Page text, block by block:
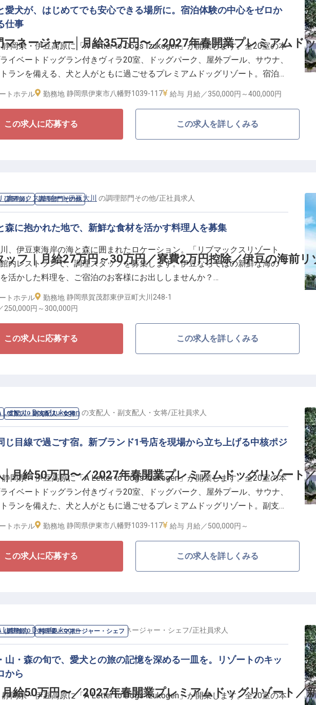
境です。
上に加えて賞与年2回、日々の努力を正当に評価します。また、家具・家電
料）も完備しているため、県外から移住してキャリアを築きたい方も歓迎で
、美食と温泉を堪能できる観光地で、プロフェッショナルとしての自信を手
か。
マネージャー│月給35万円〜／2027年春開業プレミアムド
愛犬が、はじめてでも安心できる場所に。宿泊体験の中心をゼロか
仕事
岡県・伊豆高原に「A Letter to Dogs Izukogen」が開業します。全20室の本
イベートドッグラン付きヴィラ20室、ドッグパーク、屋外プール、サウナ、
ランを備える、犬と人がともに過ごせるプレミアムドッグリゾート。宿泊部
ーは、フロント・予約管理を中心に、宿泊体験全体のオペレーション構築と
の中心から、ブランドの印象をつくる／
〜／年間休日・休暇112日(月9日休み)／賃金更改年2回(5月・11月)
における宿泊部門は、単にお客様をお迎えする役割ではありません。は
場所で、飼い主様と愛犬が安心して過ごせるよう、滞在前のやりとりから到
い宿泊体験を、現場の仕組みとして整えていただきます。社割(自社運営レ
テル)、交通費月3万円まで支給。
トホテル 勤務地 静岡県伊東市八幡野1039-117 給与 月給／350,000円～400,000円
この求人に応募する この求人を詳しくみる
調理師） 調理部門その他
ッフ｜月給27万円～30万円／寮費2万円控除／伊豆の海前リ
ブマックスリゾート伊豆大川 の調理部門その他/正社員求人
森に抱かれた地で、新鮮な食材を活かす料理人を募集
、伊豆東海岸の海と森に囲まれたロケーション。「リブマックスリゾート
内レストランで、調理スタッフを募集します。伊豆ならではの新鮮な海の
活かした料理を、ご宿泊のお客様にお出ししませんか？
ての食器洗いや仕込みからスタートし、副料理長・料理長候補までステップ
談可能です。
料理長・料理長候補としても歓迎
らでは！働きやすさを追求したサポート体制》
産仲介から始め、今ではホテルやマンション、飲食と幅広く事業を展開し
マックスグループ」。安定基盤をもつ当社ならではの好待遇をご用意してい
寮は2万円控除（水道・光熱費のみ自己負担）！過度な残業を抑制する体制も
るため、心にゆとりを持って料理と向き合うことができます。幅広いスキル
て、充実した昇給・昇格・キャリアアップ制度で思う存分成長してください！
トホテル 勤務地 静岡県賀茂郡東伊豆町大川248-1
250,000円～ 300,000円
この求人に応募する この求人を詳しくみる
支配人・副支配人・女将
│月給50万円〜／2027年春開業プレミアムドッグリゾート
Letter to Dogs Izukogen の支配人・副支配人・女将/正社員求人
じ目線で過ごす宿。新ブランド1号店を現場から立ち上げる中核ポジ
岡県・伊豆高原に「A Letter to Dogs Izukogen」が開業します。全20室の本
イベートドッグラン付きヴィラ20室、ドッグパーク、屋外プール、サウナ、
ランを備えた、犬と人がともに過ごせるプレミアムドッグリゾート。副支配
人と連携しながら、開業準備からオペレーション構築、サービス品質向上ま
Dogs ブランド1拠点目、現場の中核を担う／
ェーズから参画し、プレイングマネージャーとしてサービスとチームをつく
取得実績多数(女性100%取得、男性取得実績多数)
でなく、フロント、予約、レストラン、ドッグパーク、スパなど館内コンテ
渡しながら、犬と人の双方にとって心地よい滞在体験を、現場の仕組みとし
だきます。決まった運営に入るのではなく、開業期だからこそ、自分たちの
このホテルの文化やサービス基準になっていく。社割(自社運営レストラ
トホテル 勤務地 静岡県伊東市八幡野1039-117 給与 月給／500,000円～
この求人に応募する この求人を詳しくみる
調理師） 料理長・マネージャー・シェフ
給50万円〜／2027年春開業プレミアムドッグリゾート／
Letter to Dogs Izukogen の料理長・マネージャー・シェフ/正社員求人
山・森の旬で、愛犬との旅の記憶を深める一皿を。リゾートのキッ
から
岡県・伊豆高原に「A Letter to Dogs Izukogen」が開業します。全20室の本